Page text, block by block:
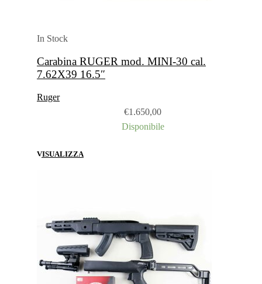
In Stock
Carabina RUGER mod. MINI-30 cal.
7.62X39 16.5″
Ruger
€1.650,00
Disponibile
VISUALIZZA